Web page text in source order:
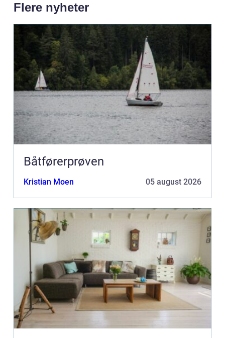
Flere nyheter
Båtførerprøven
Kristian Moen 05 august 2026